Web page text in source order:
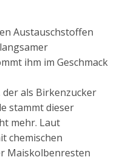
Austauschstoffen
ihm im Geschmack
als Birkenzucker
stammt dieser
mehr. Laut
chemischen
Maiskolbenresten